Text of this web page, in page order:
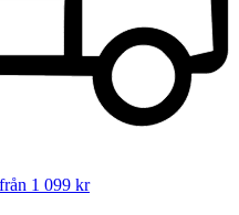
från 1 099 kr